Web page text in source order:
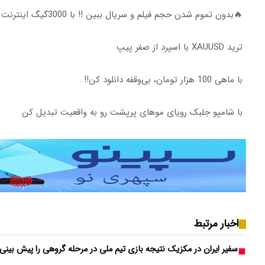
🔥بدون تموم شدن حجم فیلم و سریال ببین !! با 3000گیگ اینترنت خانگی پیشگ
ترید XAUUSD با اسپرد از صفر پیپ
با ماهی 100 هزار تومان، بی‌وقفه دانلود کن!!
با شامپو جلبک رویای موهای پرپشت رو به واقعیت تبدیل کن
اخبار مرتبط
سفیر ایران در مکزیک نتیجه بازی تیم ملی در مرحله گروهی را پیش